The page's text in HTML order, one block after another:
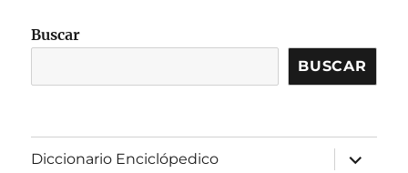
Buscar
BUSCAR
Diccionario Enciclópedico
expandir
el